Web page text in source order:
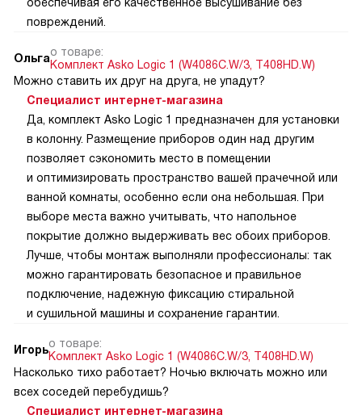
повреждений.
Ольгао товаре:
Комплект Asko Logic 1 (W4086C.W/3, T408HD.W)
Можно ставить их друг на друга, не упадут?
Специалист интернет-магазина
Да, комплект Asko Logic 1 предназначен для установки
в колонну. Размещение приборов один над другим
позволяет сэкономить место в помещении
и оптимизировать пространство вашей прачечной или
ванной комнаты, особенно если она небольшая. При
выборе места важно учитывать, что напольное
покрытие должно выдерживать вес обоих приборов.
Лучше, чтобы монтаж выполняли профессионалы: так
можно гарантировать безопасное и правильное
подключение, надежную фиксацию стиральной
и сушильной машины и сохранение гарантии.
Игорьо товаре:
Комплект Asko Logic 1 (W4086C.W/3, T408HD.W)
Насколько тихо работает? Ночью включать можно или
всех соседей перебудишь?
Специалист интернет-магазина